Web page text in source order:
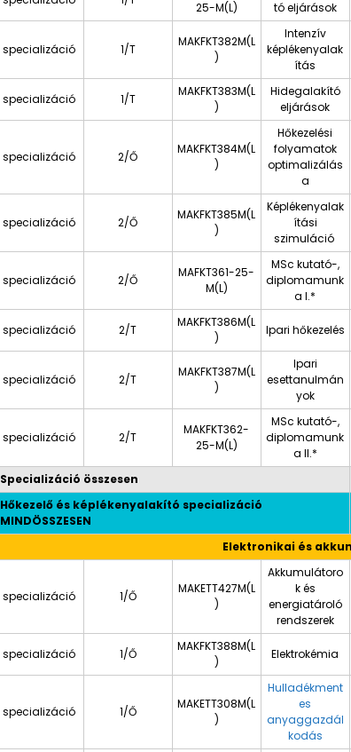
25-M(L)
tó eljárások
specializáció 1/T
MAKFKT382M(L
)
Intenzív
képlékenyalak
ítás
specializáció 1/T
MAKFKT383M(L
)
Hidegalakító
eljárások
specializáció 2/Ő
MAKFKT384M(L
)
Hőkezelési
folyamatok
optimalizálás
a
specializáció 2/Ő
MAKFKT385M(L
)
Képlékenyalak
ítási
szimuláció
specializáció 2/Ő
MAFKT361-25-
M(L)
MSc kutató-,
diplomamunk
a I.*
specializáció 2/T
MAKFKT386M(L
)
Ipari hőkezelés
specializáció 2/T
MAKFKT387M(L
)
Ipari
esettanulmán
yok
specializáció 2/T
MAKFKT362-
25-M(L)
MSc kutató-,
diplomamunk
a II.*
Specializáció összesen
Hőkezelő és képlékenyalakító specializáció
MINDÖSSZESEN
Elektronikai és
specializáció 1/Ő
MAKETT427M(L
)
Akkumulátoro
k és
energiatároló
rendszerek
specializáció 1/Ő
MAKFKT388M(L
)
Elektrokémia
specializáció 1/Ő
MAKETT308M(L
)
Hulladékment
es
anyaggazdál
kodás